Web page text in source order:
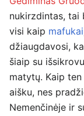
nukirzdintas, tai
visi kaip mafukai
džiaugdavosi,
šiaip su
matytų. Kaip
aišku, nes
Nemenčinėje ir